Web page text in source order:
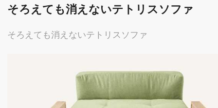
そろえても消えないテトリスソファ
そろえても消えないテトリスソファ